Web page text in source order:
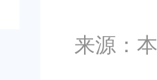
来源：